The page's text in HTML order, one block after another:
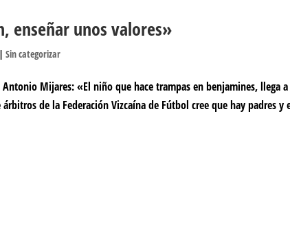
enseñar unos valores»
|Sin categorizar
Antonio Mijares: «El niño que hace trampas en benjamines, llega
de la Federación Vizcaína de Fútbol cree que hay padres y